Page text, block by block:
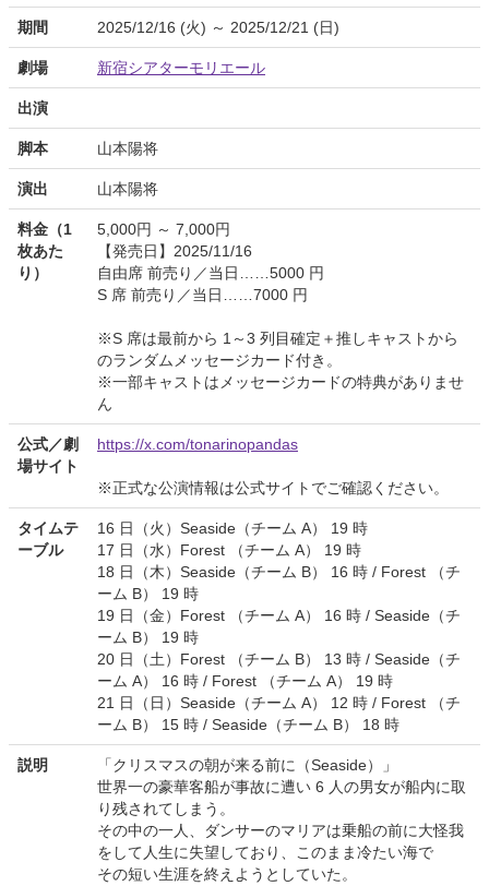
期間 2025/12/16 (火) ～ 2025/12/21 (日)
劇場 新宿シアターモリエール
出演
脚本 山本陽将
演出 山本陽将
料金（1
枚あた
り）
5,000円 ～ 7,000円
【発売日】2025/11/16
自由席 前売り／当日……5000 円
S 席 前売り／当日……7000 円
※S 席は最前から 1～3 列目確定＋推しキャストから
のランダムメッセージカード付き。
※一部キャストはメッセージカードの特典がありませ
ん
公式／劇
場サイト
https://x.com/tonarinopandas
※正式な公演情報は公式サイトでご確認ください。
タイムテ
ーブル
16 日（火）Seaside（チーム A） 19 時
17 日（水）Forest （チーム A） 19 時
18 日（木）Seaside（チーム B） 16 時 / Forest （チ
ーム B） 19 時
19 日（金）Forest （チーム A） 16 時 / Seaside（チ
ーム B） 19 時
20 日（土）Forest （チーム B） 13 時 / Seaside（チ
ーム A） 16 時 / Forest （チーム A） 19 時
21 日（日）Seaside（チーム A） 12 時 / Forest （チ
ーム B） 15 時 / Seaside（チーム B） 18 時
説明
「クリスマスの朝が来る前に（Seaside）」
世界一の豪華客船が事故に遭い 6 人の男女が船内に取
り残されてしまう。
その中の一人、ダンサーのマリアは乗船の前に大怪我
をして人生に失望しており、このまま冷たい海で
その短い生涯を終えようとしていた。